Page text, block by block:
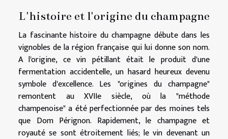
L'histoire et l'origine du champagne
La fascinante histoire du champagne débute dans les
vignobles de la région française qui lui donne son nom.
A l'origine, ce vin pétillant était le produit d'une
fermentation accidentelle, un hasard heureux devenu
symbole d'excellence. Les "origines du champagne"
remontent au XVIIe siècle, où la "méthode
champenoise" a été perfectionnée par des moines tels
que Dom Pérignon. Rapidement, le champagne et
royauté se sont étroitement liés; le vin devenant un